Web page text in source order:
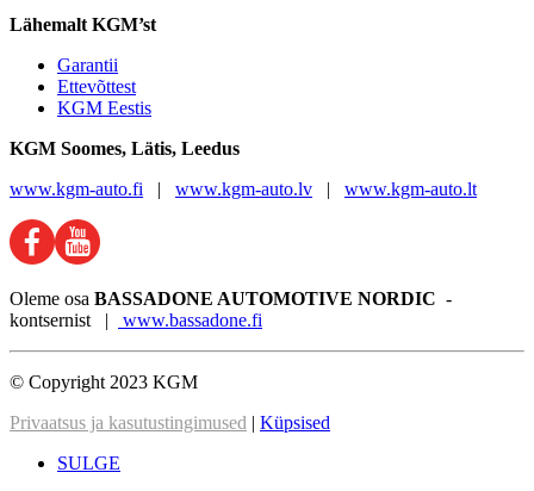
Lähemalt KGM’st
Garantii
Ettevõttest
KGM Eestis
KGM Soomes, Lätis, Leedus
www.kgm-auto.fi | www.kgm-auto.lv | www.kgm-auto.lt
Oleme osa BASSADONE AUTOMOTIVE NORDIC -
kontsernist |
www.bassadone.fi
© Copyright 2023 KGM
Privaatsus ja kasutustingimused | Küpsised
SULGE